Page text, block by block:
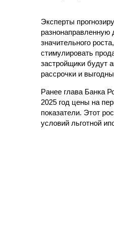
Эксперты
разнонаправленную
значительного
стимулировать
застройщики будут
рассрочки и
Ранее глава Банка
2025 год цены на
показатели. Этот
условий льготной